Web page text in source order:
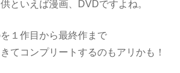
といえば漫画、DVDですよね。
１作目から最終作まで
てコンプリートするのもアリかも！